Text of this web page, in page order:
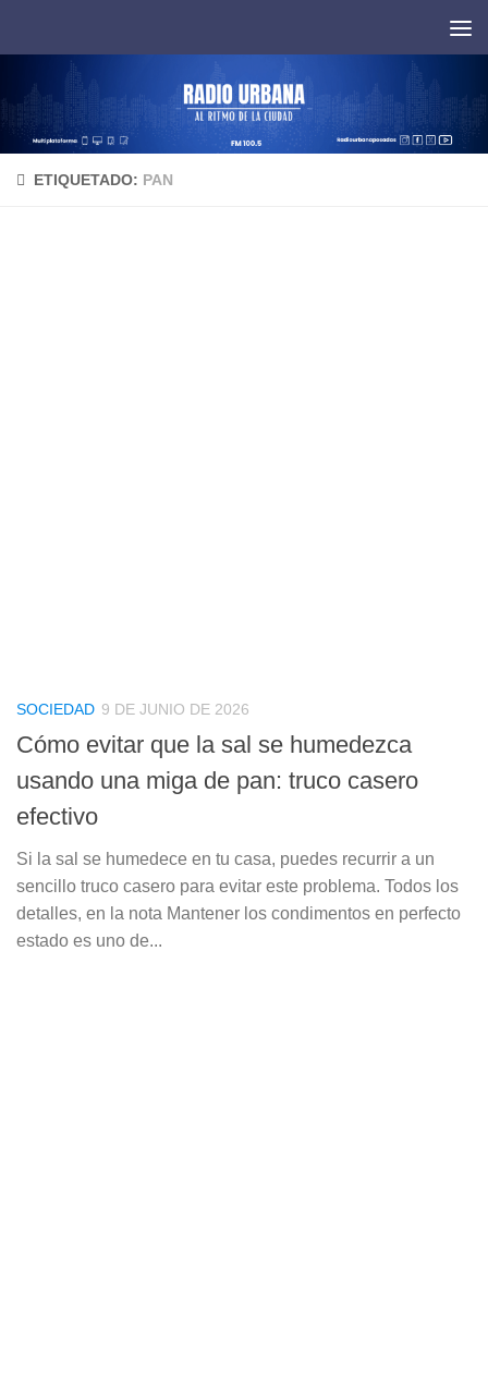
ETIQUETADO: PAN
SOCIEDAD 9 DE JUNIO DE 2026
Cómo evitar que la sal se humedezca
usando una miga de pan: truco casero
efectivo
Si la sal se humedece en tu casa, puedes recurrir a un
sencillo truco casero para evitar este problema. Todos los
detalles, en la nota Mantener los condimentos en perfecto
estado es uno de...